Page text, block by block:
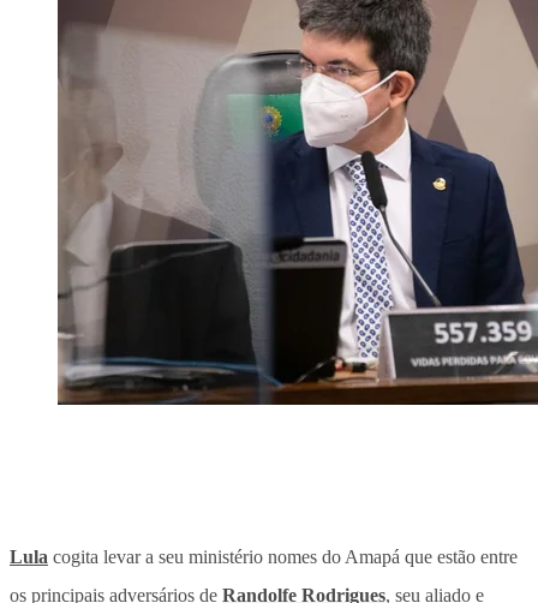
Lula cogita levar a seu ministério nomes do Amapá que estão entre
os principais adversários de Randolfe Rodrigues, seu aliado e